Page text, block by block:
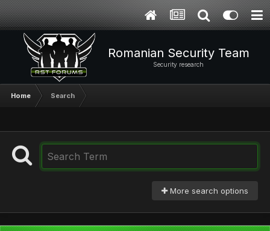
Romanian Security Team
Security research
Home Search
More search options